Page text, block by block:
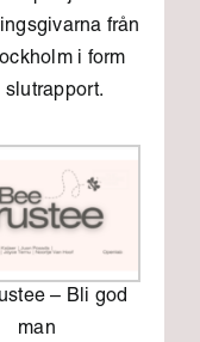
från
i form
– Bli god
man